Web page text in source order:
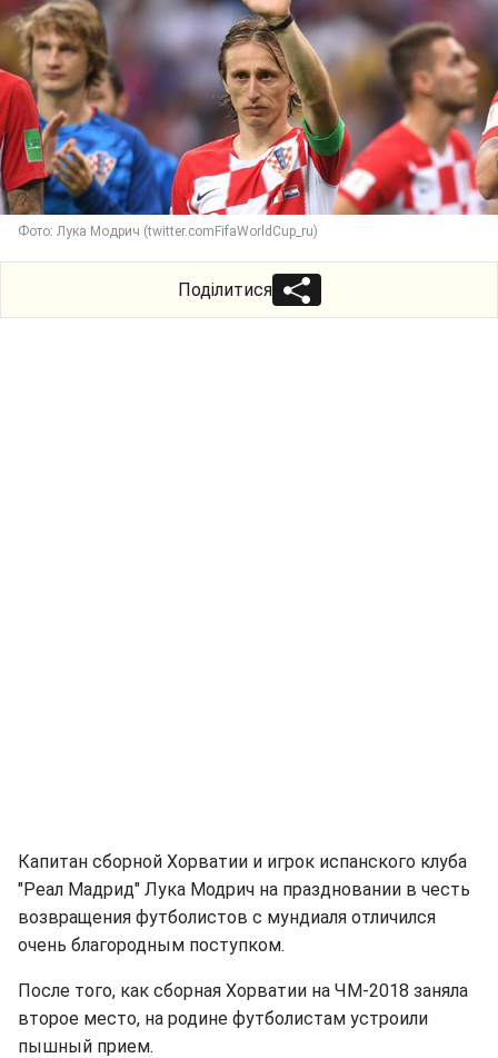
Фото: Лука Модрич (twitter.comFifaWorldCup_ru)
Поділитися
Капитан сборной Хорватии и игрок испанского клуба
"Реал Мадрид" Лука Модрич на праздновании в честь
возвращения футболистов с мундиаля отличился
очень благородным поступком.
После того, как сборная Хорватии на ЧМ-2018 заняла
второе место, на родине футболистам устроили
пышный прием.